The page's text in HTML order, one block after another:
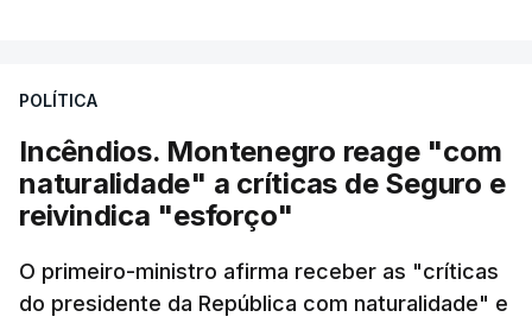
das notícias que são dadas diariamente,
continuam a trabalhar"
POLÍTICA
Incêndios. Montenegro reage "com
naturalidade" a críticas de Seguro e
reivindica "esforço"
O primeiro-ministro afirma receber as "críticas
do presidente da República com naturalidade" e